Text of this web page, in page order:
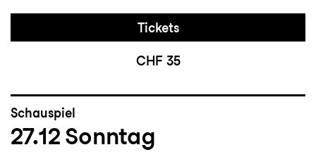
Tickets
CHF 35
Schauspiel
27.12 Sonntag